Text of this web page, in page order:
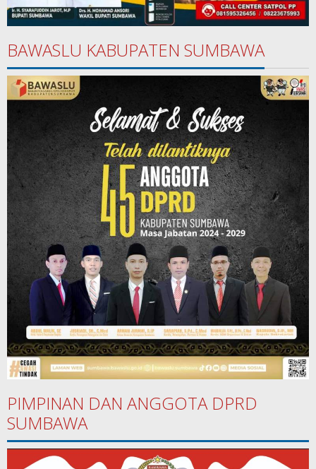
BAWASLU KABUPATEN SUMBAWA
PIMPINAN DAN ANGGOTA DPRD
SUMBAWA